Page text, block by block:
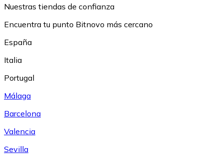
Nuestras tiendas de confianza
Encuentra tu punto Bitnovo más cercano
España
Italia
Portugal
Málaga
Barcelona
Valencia
Sevilla